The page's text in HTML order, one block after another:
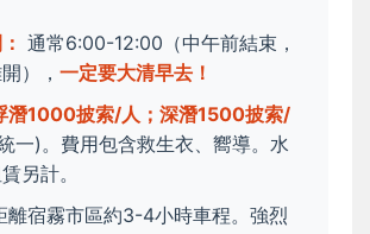
通常6:00-12:00（中午前結束，
）， 一定要大清早去！
潛1000披索/人；深潛1500披索/
一)。費用包含救生衣、嚮導。水
另計。
離宿霧市區約3-4小時車程。強烈